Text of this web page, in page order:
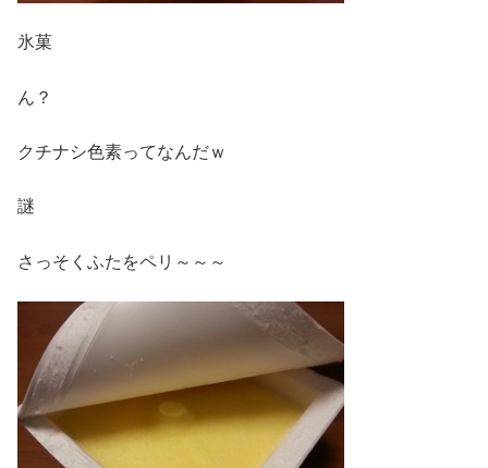
氷菓
ん？
クチナシ色素ってなんだｗ
謎
さっそくふたをペリ～～～